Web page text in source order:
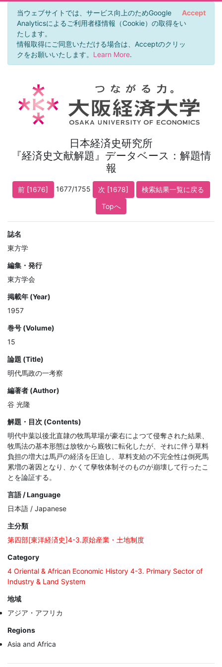
当ウェブサイトでは、サービス向上のためGoogle
Analyticsによるご利用者様情報（Cookie）の取得をい
たします。
情報取得にご同意いただける場合は、Acceptのクリッ
クをお願いいたします。 Learn More.
Accept
日本経済史研究所
『経済史文献解題』データベース：解題情
報
前 [1676] 1677/1755 次 [1678]
検索結果一覧に戻る
Topへ
誌名
東方学
編集・発行
東方学会
掲載年 (Year)
1957
巻号 (Volume)
15
論題 (Title)
明代馬政の一考察
編著者 (Author)
谷 光隆
解題・目次 (Contents)
明代中葉以後北直隷の牧馬草場が豪右によつて侵奪された結果、
牧馬法の基本形態は放牧から廐牧に転化したが、それに伴う草料
負担の増大は馬戸の経済を圧迫し、草料支給の不完全性は倒死馬
累増の著因となり、かくて孳牧体制そのものが崩壊して行ったこ
とを論証する。
言語 / Language
日本語 / Japanese
主分類
第四部[東洋経済史]4-3.原始産業・土地制度
Category
4 Oriental & African Economic History 4-3. Primary Sector of
Industry & Land System
地域
アジア・アフリカ
Regions
Asia and Africa